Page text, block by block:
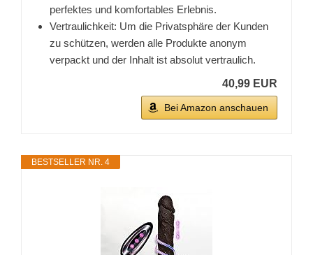
perfektes und komfortables Erlebnis.
Vertraulichkeit: Um die Privatsphäre der Kunden
zu schützen, werden alle Produkte anonym
verpackt und der Inhalt ist absolut vertraulich.
40,99 EUR
Bei Amazon anschauen
BESTSELLER NR. 4